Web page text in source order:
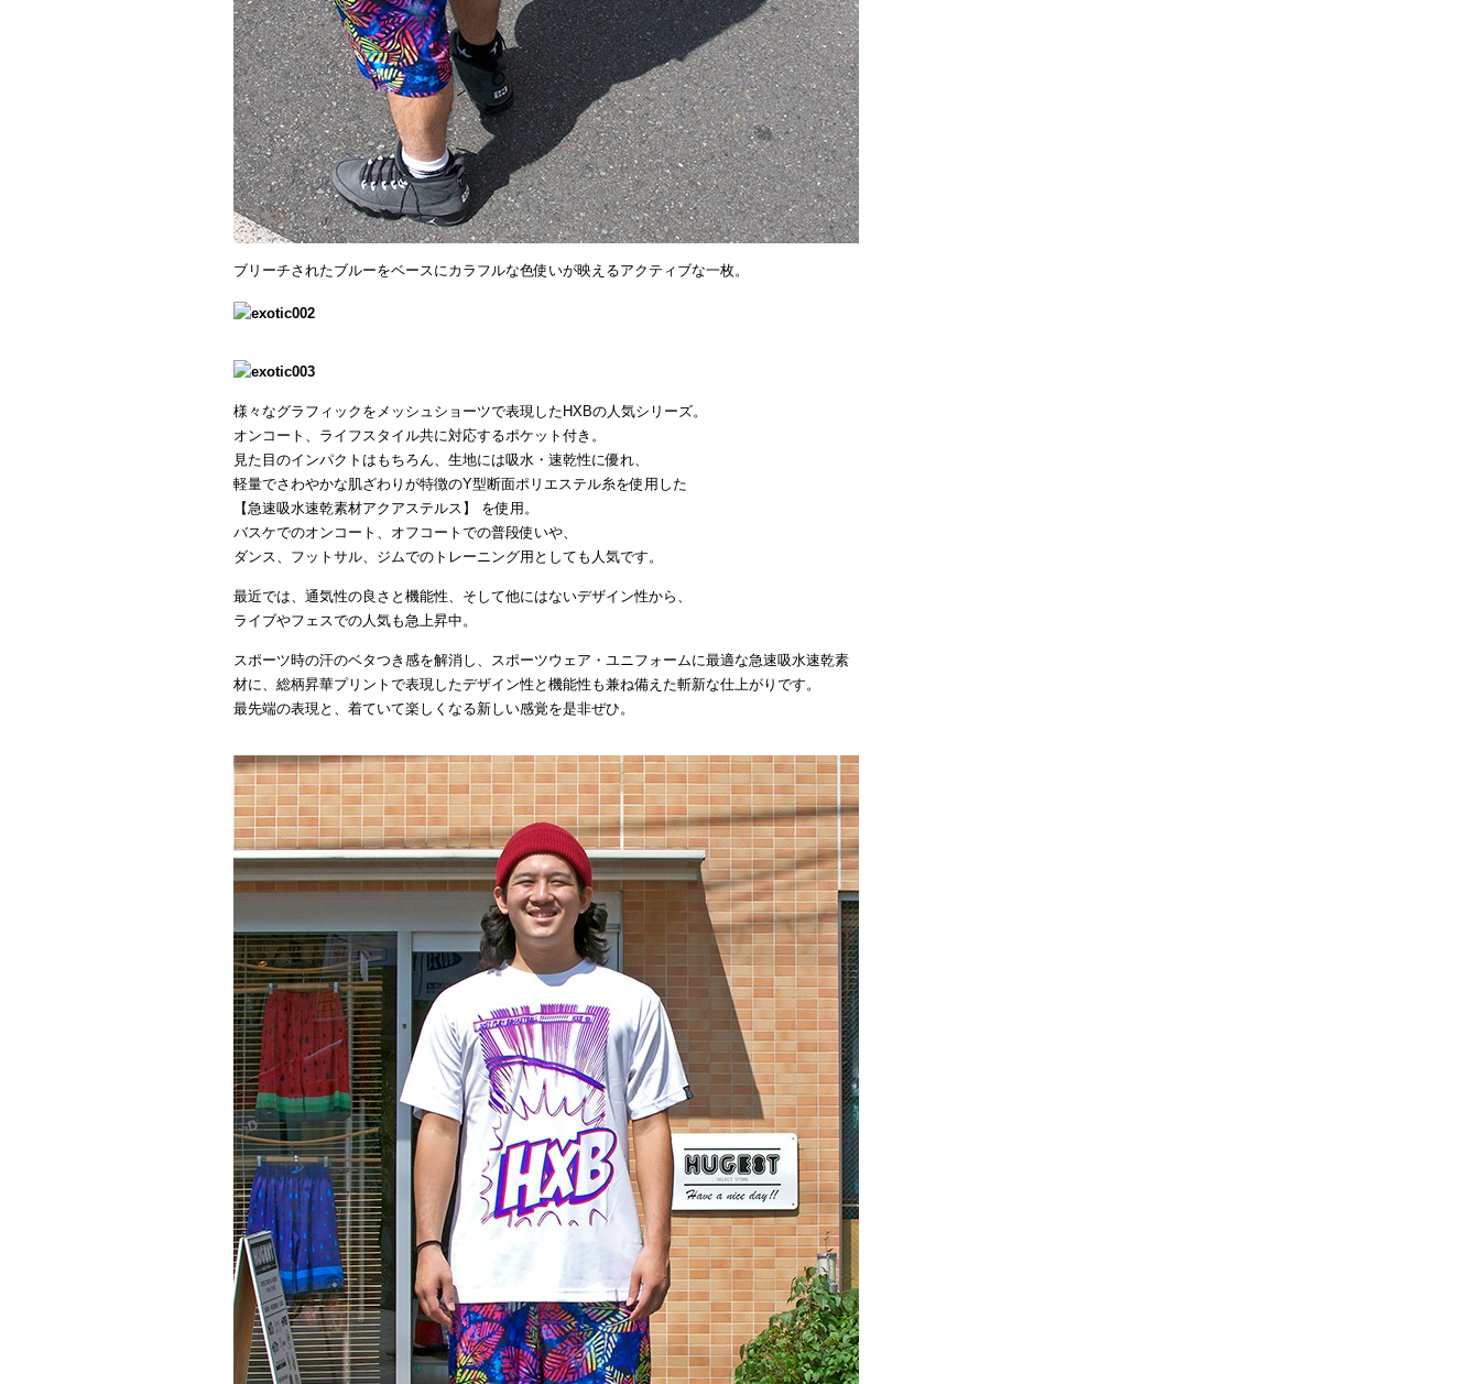
ブリーチされたブルーをベースにカラフルな色使いが映えるアクティブな一枚。
様々なグラフィックをメッシュショーツで表現したHXBの人気シリーズ。
オンコート、ライフスタイル共に対応するポケット付き。
見た目のインパクトはもちろん、生地には吸水・速乾性に優れ、
軽量でさわやかな肌ざわりが特徴のY型断面ポリエステル糸を使用した
【急速吸水速乾素材アクアステルス】 を使用。
バスケでのオンコート、オフコートでの普段使いや、
ダンス、フットサル、ジムでのトレーニング用としても人気です。
最近では、通気性の良さと機能性、そして他にはないデザイン性から、
ライブやフェスでの人気も急上昇中。
スポーツ時の汗のベタつき感を解消し、スポーツウェア・ユニフォームに最適な急速吸水速乾素
材に、総柄昇華プリントで表現したデザイン性と機能性も兼ね備えた斬新な仕上がりです。
最先端の表現と、着ていて楽しくなる新しい感覚を是非ぜひ。